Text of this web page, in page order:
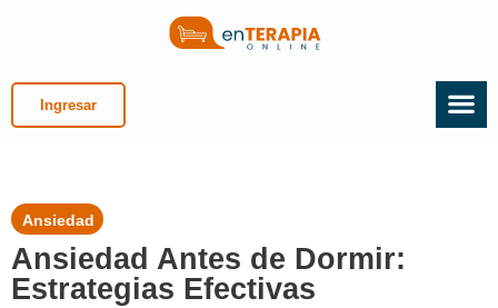
Ingresar
Ansiedad
Ansiedad Antes de Dormir:
Estrategias Efectivas